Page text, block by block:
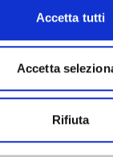
Accetta tutti
Accetta
Rifiuta
anche il
in
elementi